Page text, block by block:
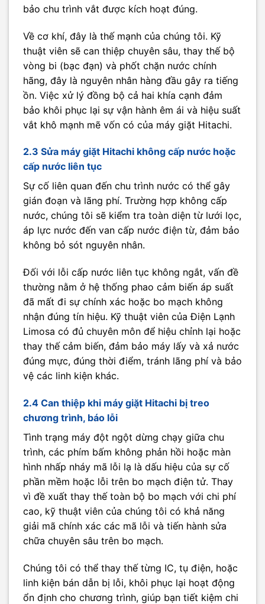
bảo chu trình vắt được kích hoạt đúng.
Về cơ khí, đây là thế mạnh của chúng tôi. Kỹ
thuật viên sẽ can thiệp chuyên sâu, thay thế bộ
vòng bi (bạc đạn) và phốt chặn nước chính
hãng, đây là nguyên nhân hàng đầu gây ra tiếng
ồn. Việc xử lý đồng bộ cả hai khía cạnh đảm
bảo khôi phục lại sự vận hành êm ái và hiệu suất
vắt khô mạnh mẽ vốn có của máy giặt Hitachi.
2.3 Sửa máy giặt Hitachi không cấp nước hoặc
cấp nước liên tục
Sự cố liên quan đến chu trình nước có thể gây
gián đoạn và lãng phí. Trường hợp không cấp
nước, chúng tôi sẽ kiểm tra toàn diện từ lưới lọc,
áp lực nước đến van cấp nước điện từ, đảm bảo
không bỏ sót nguyên nhân.
Đối với lỗi cấp nước liên tục không ngắt, vấn đề
thường nằm ở hệ thống phao cảm biến áp suất
đã mất đi sự chính xác hoặc bo mạch không
nhận đúng tín hiệu. Kỹ thuật viên của Điện Lạnh
Limosa có đủ chuyên môn để hiệu chỉnh lại hoặc
thay thế cảm biến, đảm bảo máy lấy và xả nước
đúng mực, đúng thời điểm, tránh lãng phí và bảo
vệ các linh kiện khác.
2.4 Can thiệp khi máy giặt Hitachi bị treo
chương trình, báo lỗi
Tình trạng máy đột ngột dừng chạy giữa chu
trình, các phím bấm không phản hồi hoặc màn
hình nhấp nháy mã lỗi lạ là dấu hiệu của sự cố
phần mềm hoặc lỗi trên bo mạch điện tử. Thay
vì đề xuất thay thế toàn bộ bo mạch với chi phí
cao, kỹ thuật viên của chúng tôi có khả năng
giải mã chính xác các mã lỗi và tiến hành sửa
chữa chuyên sâu trên bo mạch.
Chúng tôi có thể thay thế từng IC, tụ điện, hoặc
linh kiện bán dẫn bị lỗi, khôi phục lại hoạt động
ổn định cho chương trình, giúp bạn tiết kiệm chi